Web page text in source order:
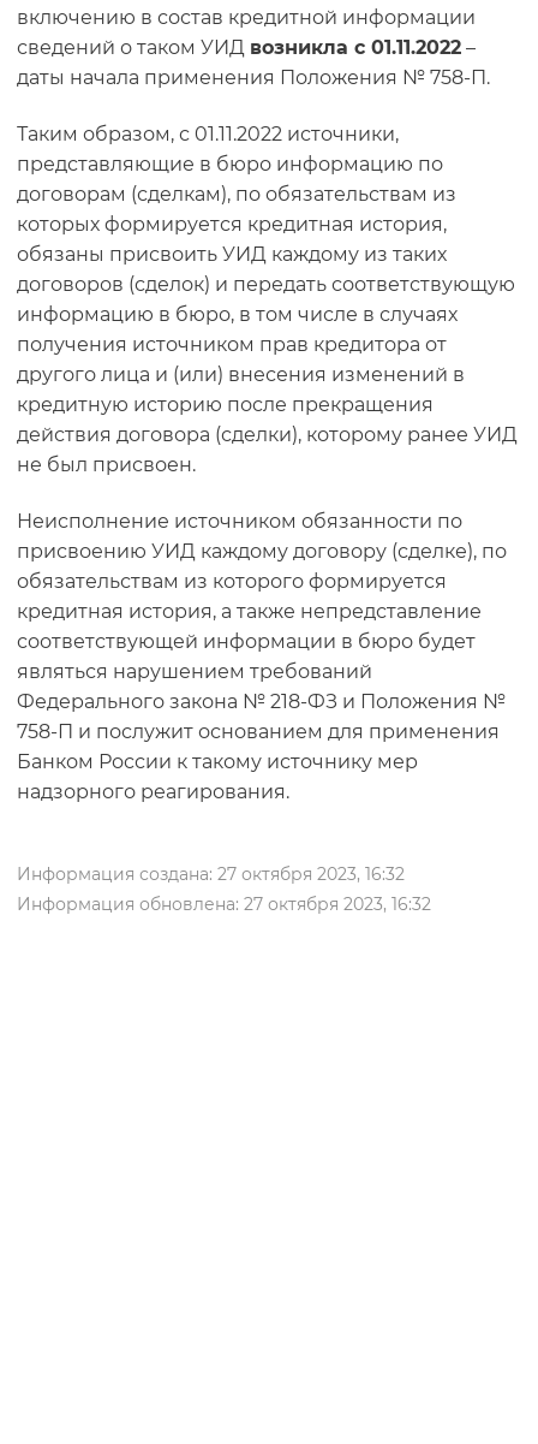
включению в состав кредитной информации
сведений о таком УИД возникла с 01.11.2022 –
даты начала применения Положения № 758-П.
Таким образом, с 01.11.2022 источники,
представляющие в бюро информацию по
договорам (сделкам), по обязательствам из
которых формируется кредитная история,
обязаны присвоить УИД каждому из таких
договоров (сделок) и передать соответствующую
информацию в бюро, в том числе в случаях
получения источником прав кредитора от
другого лица и (или) внесения изменений в
кредитную историю после прекращения
действия договора (сделки), которому ранее УИД
не был присвоен.
Неисполнение источником обязанности по
присвоению УИД каждому договору (сделке), по
обязательствам из которого формируется
кредитная история, а также непредставление
соответствующей информации в бюро будет
являться нарушением требований
Федерального закона № 218-ФЗ и Положения №
758-П и послужит основанием для применения
Банком России к такому источнику мер
надзорного реагирования.
Информация создана: 27 октября 2023, 16:32
Информация обновлена: 27 октября 2023, 16:32